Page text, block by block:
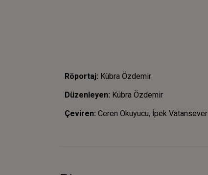
Röportaj: Kübra Özdemir
Düzenleyen: Kübra Özdemir
Çeviren: Ceren Okuyucu, İpek Vatansever